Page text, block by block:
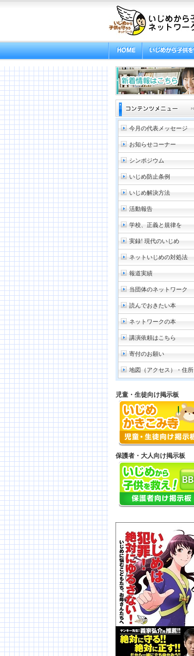
今月の代表メッセージ
お知らせコーナー
シンポジウム
いじめ防止条例
いじめ解決方法
活動報告
学校、正義と規律を
実録! 現代のいじめ
ネットいじめの対処法
報道実績
当団体のネットワーク
読んでおきたい本
ネットワークの本
講演依頼はこちら
寄付のお願い
地図（アクセス）・住所
児童・生徒向け掲示板
保護者・大人向け掲示板